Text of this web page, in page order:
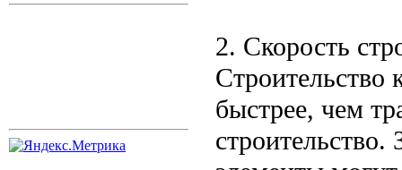
2. Скорость
Строительство
быстрее, чем
строительство.